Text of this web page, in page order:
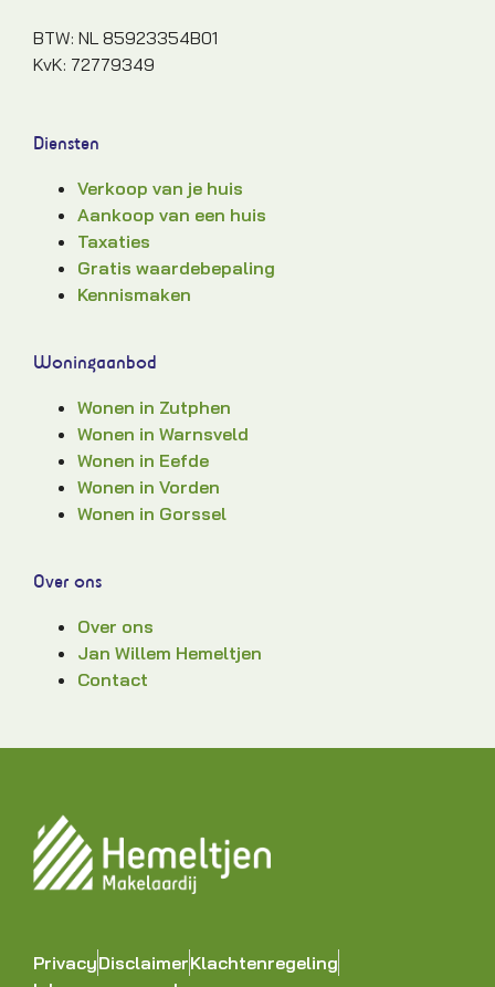
BTW: NL 85923354B01
KvK: 72779349
Diensten
Verkoop van je huis
Aankoop van een huis
Taxaties
Gratis waardebepaling
Kennismaken
Woningaanbod
Wonen in Zutphen
Wonen in Warnsveld
Wonen in Eefde
Wonen in Vorden
Wonen in Gorssel
Over ons
Over ons
Jan Willem Hemeltjen
Contact
PrivacyDisclaimerKlachtenregeling